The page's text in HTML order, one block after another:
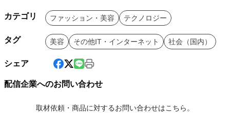
カテゴリ ファッション・美容 テクノロジー
タグ 美容 その他IT・インターネット 社会（国内）
シェア
配信企業へのお問い合わせ
取材依頼・商品に対するお問い合わせはこちら。